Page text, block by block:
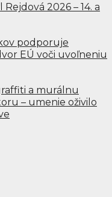
2026 – 14. a
podporuje
EÚ voči uvoľneniu
a murálnu
– umenie oživilo